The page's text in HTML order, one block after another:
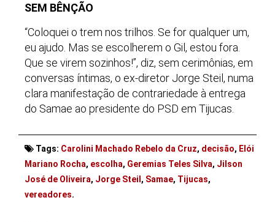
SEM BÊNÇÃO
“Coloquei o trem nos trilhos. Se for qualquer um,
eu ajudo. Mas se escolherem o Gil, estou fora.
Que se virem sozinhos!”, diz, sem cerimônias, em
conversas íntimas, o ex-diretor Jorge Steil, numa
clara manifestação de contrariedade à entrega
do Samae ao presidente do PSD em Tijucas.
Tags: Carolini Machado Rebelo da Cruz, decisão, Elói
Mariano Rocha, escolha, Geremias Teles Silva, Jilson
José de Oliveira, Jorge Steil , Samae, Tijucas,
vereadores.